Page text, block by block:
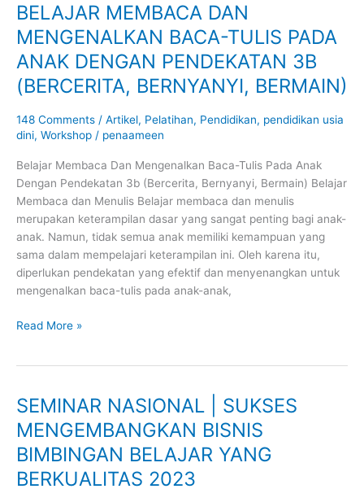
BELAJAR MEMBACA DAN
MENGENALKAN BACA-TULIS PADA
ANAK DENGAN PENDEKATAN 3B
(BERCERITA, BERNYANYI, BERMAIN)
148 Comments / Artikel, Pelatihan, Pendidikan, pendidikan usia
dini, Workshop / penaameen
Belajar Membaca Dan Mengenalkan Baca-Tulis Pada Anak
Dengan Pendekatan 3b (Bercerita, Bernyanyi, Bermain) Belajar
Membaca dan Menulis Belajar membaca dan menulis
merupakan keterampilan dasar yang sangat penting bagi anak-
anak. Namun, tidak semua anak memiliki kemampuan yang
sama dalam mempelajari keterampilan ini. Oleh karena itu,
diperlukan pendekatan yang efektif dan menyenangkan untuk
mengenalkan baca-tulis pada anak-anak,
BELAJAR
MEMBACA
DAN
MENGENALKAN
BACA-
TULIS
PADA
ANAK
PENDEKATAN
3B
(BERCERITA,
BERNYANYI,
BERMAIN)
Read More »
SEMINAR NASIONAL | SUKSES
MENGEMBANGKAN BISNIS
BIMBINGAN BELAJAR YANG
BERKUALITAS 2023
SEMINAR
NASIONAL
|
SUKSES
MENGEMBANGKAN